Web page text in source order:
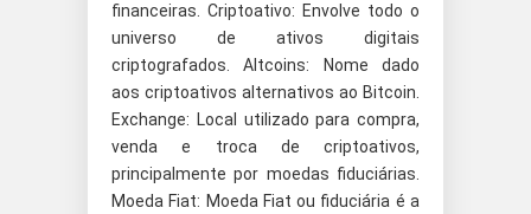
financeiras. Criptoativo: Envolve todo o
universo de ativos digitais
criptografados. Altcoins: Nome dado
aos criptoativos alternativos ao Bitcoin.
Exchange: Local utilizado para compra,
venda e troca de criptoativos,
principalmente por moedas fiduciárias.
Moeda Fiat: Moeda Fiat ou fiduciária é a